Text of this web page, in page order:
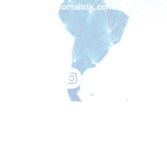
Jornalista, consultor de